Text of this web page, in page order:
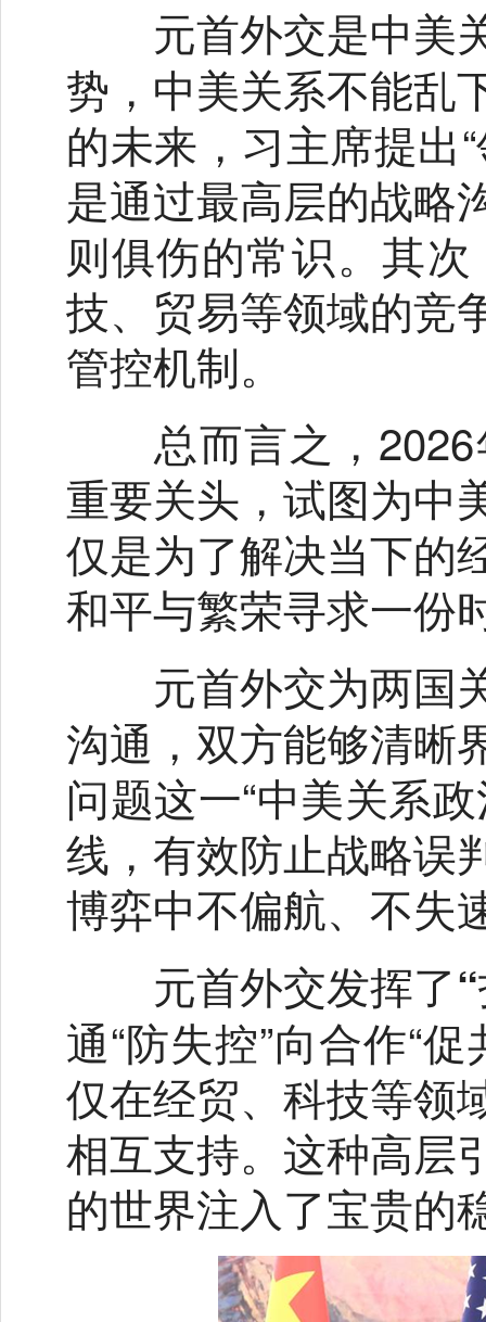
元首外交是中美
势，中美关系不能乱
的未来，习主席提出
是通过最高层的战略
则俱伤的常识。其
技、贸易等领域的竞
管控机制。
总而言之，2026
重要关头，试图为中
仅是为了解决当下的
和平与繁荣寻求一份
元首外交为两国
沟通，双方能够清晰
问题这一“中美关系
线，有效防止战略误
博弈中不偏航、不失
元首外交发挥了
通“防失控”向合作“
仅在经贸、科技等领
相互支持。这种高层
的世界注入了宝贵的